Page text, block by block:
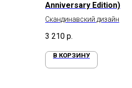
Anniversary Edition)
Скандинавский дизайн
3 210 р.
В КОРЗИНУ